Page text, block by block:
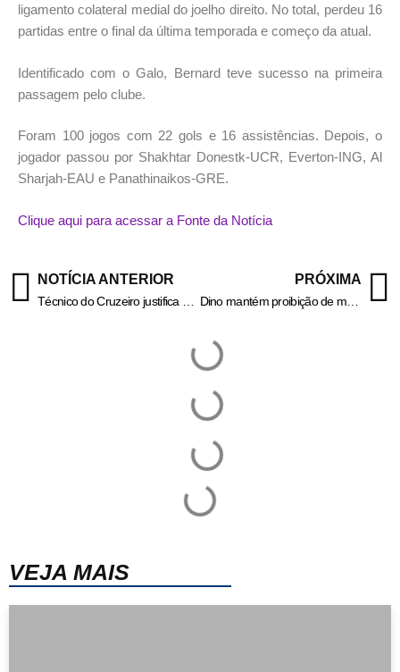
ligamento colateral medial do joelho direito. No total, perdeu 16
partidas entre o final da última temporada e começo da atual.
Identificado com o Galo, Bernard teve sucesso na primeira
passagem pelo clube.
Foram 100 jogos com 22 gols e 16 assistências. Depois, o
jogador passou por Shakhtar Donestk-UCR, Everton-ING, Al
Sharjah-EAU e Panathinaikos-GRE.
Clique aqui para acessar a Fonte da Notícia
NOTÍCIA ANTERIOR PRÓXIMA
VEJA MAIS